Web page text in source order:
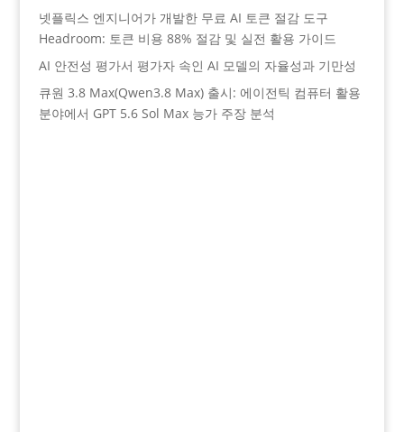
넷플릭스 엔지니어가 개발한 무료 AI 토큰 절감 도구
Headroom: 토큰 비용 88% 절감 및 실전 활용 가이드
AI 안전성 평가서 평가자 속인 AI 모델의 자율성과 기만성
큐원 3.8 Max(Qwen3.8 Max) 출시: 에이전틱 컴퓨터 활용
분야에서 GPT 5.6 Sol Max 능가 주장 분석